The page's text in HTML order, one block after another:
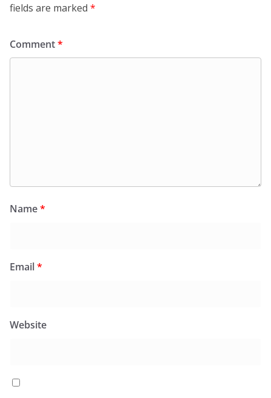
fields are marked *
Comment*
Name*
Email*
Website